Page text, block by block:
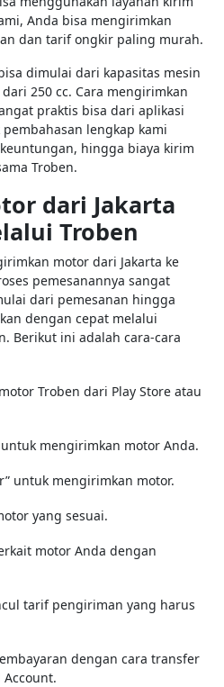
Anda bisa mengirimkan
dan tarif ongkir paling murah.
dimulai dari kapasitas mesin
250 cc. Cara mengirimkan
praktis bisa dari aplikasi
lengkap kami
hingga biaya kirim
Troben.
dari Jakarta
Troben
motor dari Jakarta ke
pemesanannya sangat
dari pemesanan hingga
dengan cepat melalui
Berikut ini adalah cara-cara
Troben dari Play Store atau
mengirimkan motor Anda.
untuk mengirimkan motor.
yang sesuai.
motor Anda dengan
tarif pengiriman yang harus
dengan cara transfer